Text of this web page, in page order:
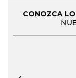
CONOZCA